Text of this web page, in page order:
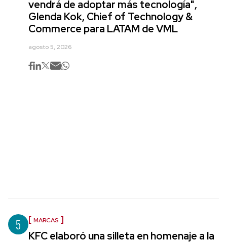
vendrá de adoptar más tecnología",
Glenda Kok, Chief of Technology &
Commerce para LATAM de VML
agosto 5, 2026
5 MARCAS
KFC elaboró una silleta en homenaje a la